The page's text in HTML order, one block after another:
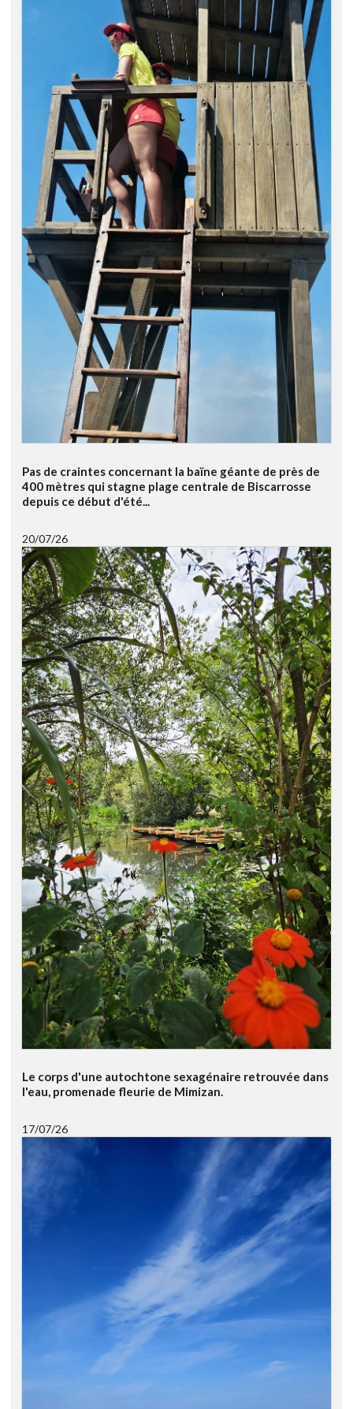
Pas de craintes concernant la baïne géante de près de
400 mètres qui stagne plage centrale de Biscarrosse
depuis ce début d'été...
20/07/26
Le corps d'une autochtone sexagénaire retrouvée dans
l'eau, promenade fleurie de Mimizan.
17/07/26